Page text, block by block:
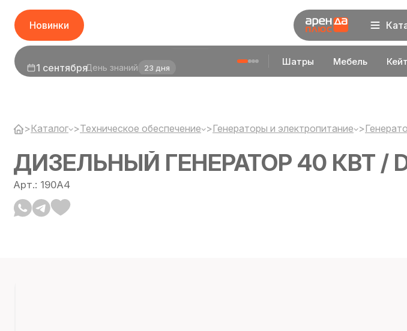
Новинки
1 сентября Шатры Мебель
>Каталог >Техническое обеспечение >Генераторы и электропитание >
ДИЗЕЛЬНЫЙ ГЕНЕРАТОР 40 КВТ /
Арт.: 190A4